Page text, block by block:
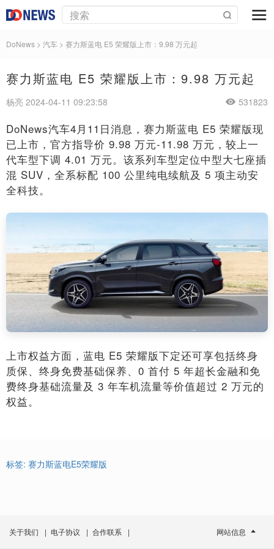
DoNews > 汽车 > 赛力斯蓝电 E5 荣耀版上市：9.98 万元起
赛力斯蓝电 E5 荣耀版上市：9.98 万元起
杨亮 2024-04-11 09:23:58 531823
DoNews汽车4月11日消息，赛力斯蓝电 E5 荣耀版现
已上市，官方指导价 9.98 万元-11.98 万元，较上一
代车型下调 4.01 万元。该系列车型定位中型大七座插
混 SUV，全系标配 100 公里纯电续航及 5 项主动安
全科技。
上市权益方面，蓝电 E5 荣耀版下定还可享包括终身
质保、终身免费基础保养、0 首付 5 年超长金融和免
费终身基础流量及 3 年车机流量等价值超过 2 万元的
权益。
标签: 赛力斯蓝电E5荣耀版
关于我们 | 电子协议 | 合作联系 | 网站信息